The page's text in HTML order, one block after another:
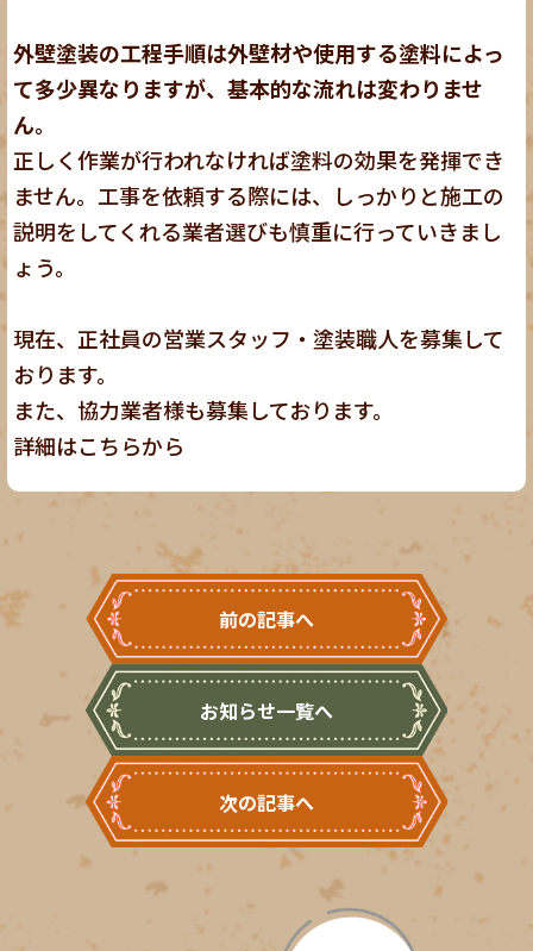
外壁塗装の工程手順は外壁材や使用する塗料によっ
て多少異なりますが、基本的な流れは変わりませ
ん。
正しく作業が行われなければ塗料の効果を発揮でき
ません。工事を依頼する際には、しっかりと施工の
説明をしてくれる業者選びも慎重に行っていきまし
ょう。
現在、正社員の営業スタッフ・塗装職人を募集して
おります。
また、協力業者様も募集しております。
詳細はこちらから
前の記事へ
お知らせ一覧へ
次の記事へ